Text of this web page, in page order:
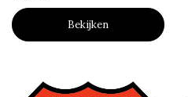
Bekijken